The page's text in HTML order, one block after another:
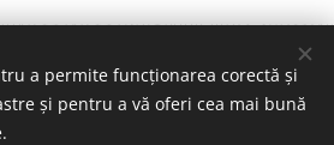
Asociatia Sava's Safe Haven
a permite funcționarea corectă și
și pentru a vă oferi cea mai bună